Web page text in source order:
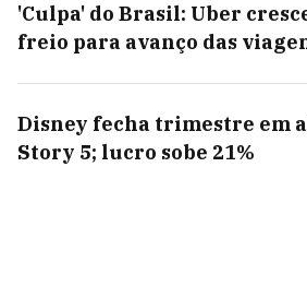
'Culpa' do Brasil: Uber
freio para avanço das
Disney fecha trimestre em
Story 5; lucro sobe 21%